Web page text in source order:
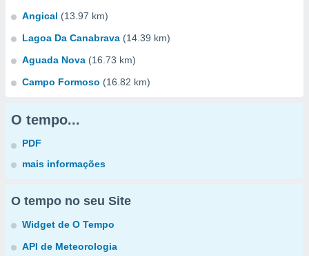
Angical (13.97 km)
Lagoa Da Canabrava (14.39 km)
Aguada Nova (16.73 km)
Campo Formoso (16.82 km)
O tempo...
PDF
mais informações
O tempo no seu Site
Widget de O Tempo
API de Meteorologia